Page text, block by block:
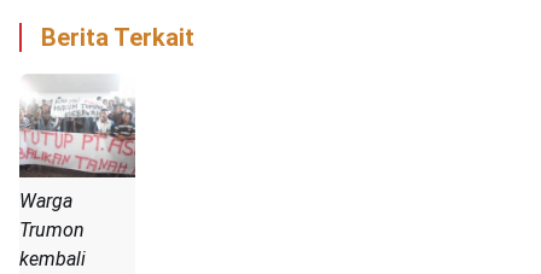
Berita Terkait
Warga
Trumon
kembali